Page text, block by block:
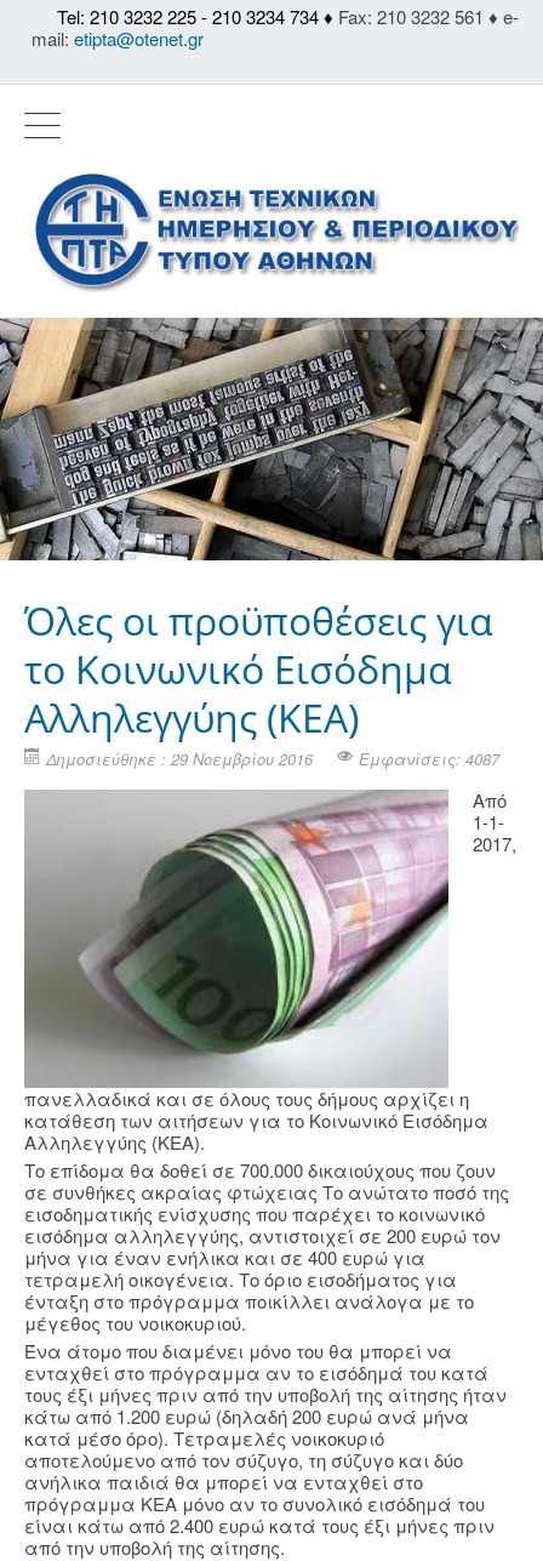
Tel: 210 3232 225 - 210 3234 734 ♦ Fax: 210 3232 561 ♦ e-
mail: etipta@otenet.gr
Όλες οι προϋποθέσεις για
το Κοινωνικό Εισόδημα
Αλληλεγγύης (ΚΕΑ)
Δημοσιεύθηκε : 29 Νοεμβρίου 2016 Εμφανίσεις: 4087
Από
1-1-
2017,
πανελλαδικά και σε όλους τους δήμους αρχίζει η
κατάθεση των αιτήσεων για τo Κοινωνικό Εισόδημα
Αλληλεγγύης (ΚΕΑ).
Το επίδομα θα δοθεί σε 700.000 δικαιούχους που ζουν
σε συνθήκες ακραίας φτώχειας Το ανώτατο ποσό της
εισοδηματικής ενίσχυσης που παρέχει το κοινωνικό
εισόδημα αλληλεγγύης, αντιστοιχεί σε 200 ευρώ τον
μήνα για έναν ενήλικα και σε 400 ευρώ για
τετραμελή οικογένεια. Tο όριο εισοδήματος για
ένταξη στο πρόγραμμα ποικίλλει ανάλογα με το
μέγεθος του νοικοκυριού.
Ένα άτομο που διαμένει μόνο του θα μπορεί να
ενταχθεί στο πρόγραμμα αν το εισόδημά του κατά
τους έξι μήνες πριν από την υποβολή της αίτησης ήταν
κάτω από 1.200 ευρώ (δηλαδή 200 ευρώ ανά μήνα
κατά μέσο όρο). Τετραμελές νοικοκυριό
αποτελούμενο από τον σύζυγο, τη σύζυγο και δύο
ανήλικα παιδιά θα μπορεί να ενταχθεί στο
πρόγραμμα ΚΕΑ μόνο αν το συνολικό εισόδημά του
είναι κάτω από 2.400 ευρώ κατά τους έξι μήνες πριν
από την υποβολή της αίτησης.